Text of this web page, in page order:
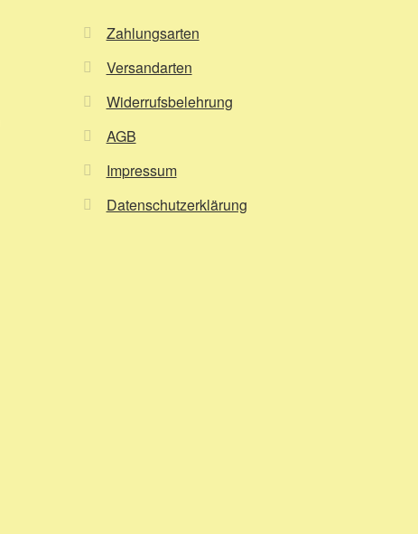
Zahlungsarten
Versandarten
Widerrufsbelehrung
AGB
Impressum
Datenschutzerklärung